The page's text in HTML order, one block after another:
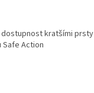
kratšími prsty
Action